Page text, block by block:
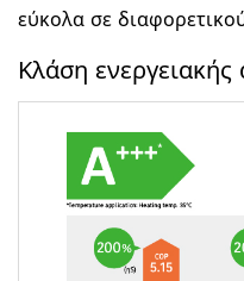
εύκολα σε
Κλάση